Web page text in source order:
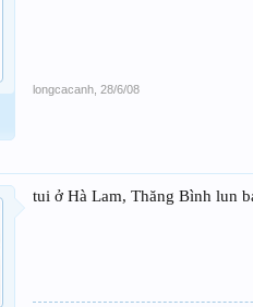
longcacanh 28/6/08
tui ở Hà Lam, Thăng Bình lun